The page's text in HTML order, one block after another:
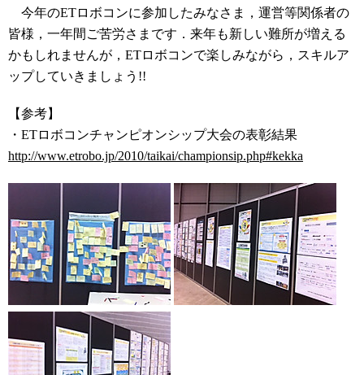
今年のETロボコンに参加したみなさま，運営等関係者の
皆様，一年間ご苦労さまです．来年も新しい難所が増える
かもしれませんが，ETロボコンで楽しみながら，スキルア
ップしていきましょう!!
【参考】
・ETロボコンチャンピオンシップ大会の表彰結果
http://www.etrobo.jp/2010/taikai/championsip.php#kekka